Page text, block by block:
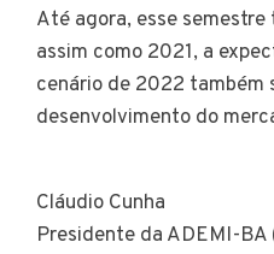
Até agora, esse
assim como 2021, a
cenário de 2022 também
desenvolvimento do
Cláudio Cunha
Presidente da ADEMI-